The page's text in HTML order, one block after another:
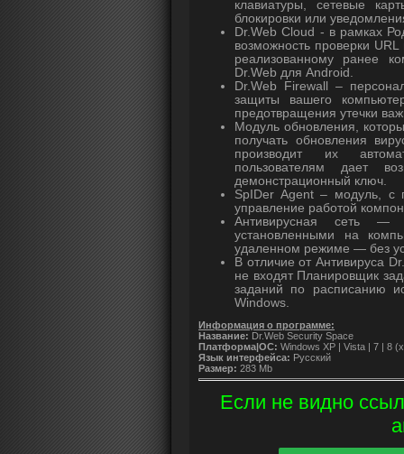
клавиатуры, сетевые
блокировки или
Dr.Web Cloud - в рамках
возможность проверки
реализованному ранее
Dr.Web для Android.
Dr.Web Firewall –
защиты вашего
предотвращения утечки
Модуль обновления,
получать обновления
производит их
пользователям дает
демонстрационный ключ.
SpIDer Agent – модуль, с
управление работой
Антивирусная сеть —
установленными на
удаленном режиме — без
В отличие от Антивируса
не входят Планировщик
заданий по расписанию
Windows.
Информация о программе:
Название: Dr.Web Security Space
Платформа|ОС: Windows XP | Vista | 7 | 8
Язык интерфейса: Русский
Размер: 283 Mb
Если не видно